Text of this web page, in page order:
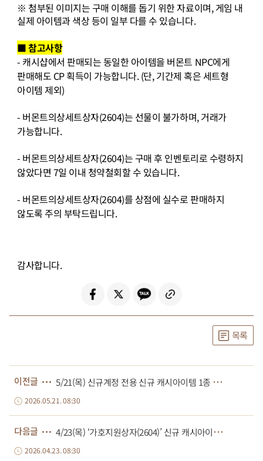
※ 첨부된 이미지는 구매 이해를 돕기 위한 자료이며,게임 내
실제 아이템과 색상 등이 일부 다를 수 있습니다.
■ 참고사항
- 캐시샵에서 판매되는 동일한 아이템을 버몬트 NPC에게
판매해도 CP획득이 가능합니다. (단,기간제 혹은 세트형
아이템 제외)
- 버몬트의상세트상자(2604)는 선물이 불가하며,거래가
가능합니다.
- 버몬트의상세트상자(2604)는 구매 후 인벤토리로 수령하지
않았다면 7일 이내 청약철회할 수 있습니다.
- 버몬트의상세트상자(2604)를 상점에 실수로 판매하지
않도록 주의 부탁드립니다.
감사합니다.
목록
이전글 5
/21(목) 신규계정 전용 신규 캐시아이템 1종 판매 안내
2026.05.21. 08:30
다음글 4
/23(목) ‘가호지원상자(2604)’ 신규 캐시아이템 판매 안내
2026.04.23. 08:30